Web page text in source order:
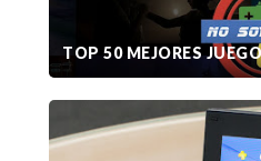
TOP 50 MEJORES